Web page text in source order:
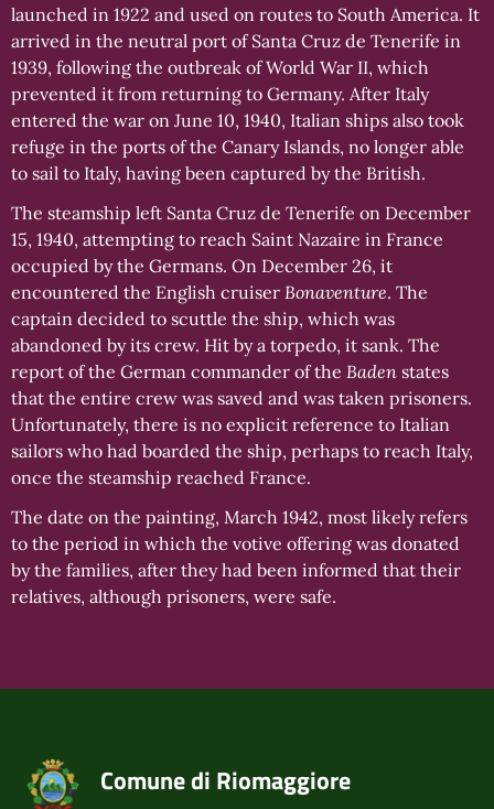
launched in 1922 and used on routes to South America. It
arrived in the neutral port of Santa Cruz de Tenerife in
1939, following the outbreak of World War II, which
prevented it from returning to Germany. After Italy
entered the war on June 10, 1940, Italian ships also took
refuge in the ports of the Canary Islands, no longer able
to sail to Italy, having been captured by the British.
The steamship left Santa Cruz de Tenerife on December
15, 1940, attempting to reach Saint Nazaire in France
occupied by the Germans. On December 26, it
encountered the English cruiser Bonaventure. The
captain decided to scuttle the ship, which was
abandoned by its crew. Hit by a torpedo, it sank. The
report of the German commander of the Baden states
that the entire crew was saved and was taken prisoners.
Unfortunately, there is no explicit reference to Italian
sailors who had boarded the ship, perhaps to reach Italy,
once the steamship reached France.
The date on the painting, March 1942, most likely refers
to the period in which the votive offering was donated
by the families, after they had been informed that their
relatives, although prisoners, were safe.
Comune di Riomaggiore